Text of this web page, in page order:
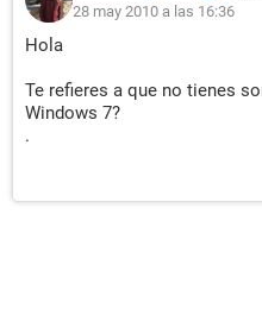
28 may 2010 a las 16:36
Hola
Te refieres a que no tienes
Windows 7?
.